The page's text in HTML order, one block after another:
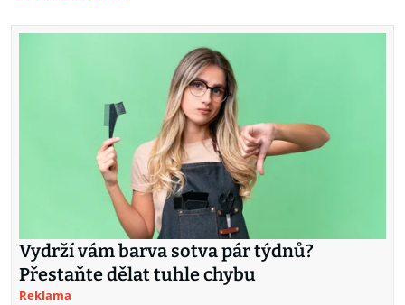
Vydrží vám barva sotva pár týdnů?
Přestaňte dělat tuhle chybu
Reklama